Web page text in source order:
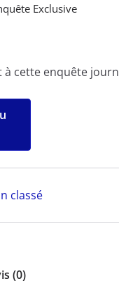
Exclusive
à cette enquête
classé
(0)